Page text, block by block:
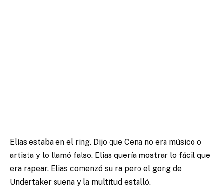
Elías estaba en el ring. Dijo que Cena no era músico o
artista y lo llamó falso. Elias quería mostrar lo fácil que
era rapear. Elias comenzó su ra pero el gong de
Undertaker suena y la multitud estalló.